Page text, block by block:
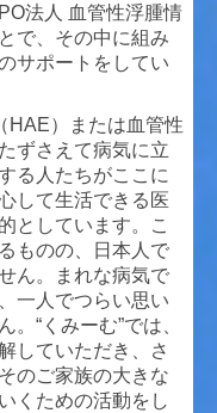
法人 血管性浮腫情
で、その中に組み
サポートをしてい
HAE）または血管性
ずさえて病気に立
る人たちがここに
して生活できる医
としています。こ
ものの、日本人で
ん。まれな病気で
一人でつらい思い
“くみーむ”では、
していただき、さ
のご家族の大きな
くための活動をし